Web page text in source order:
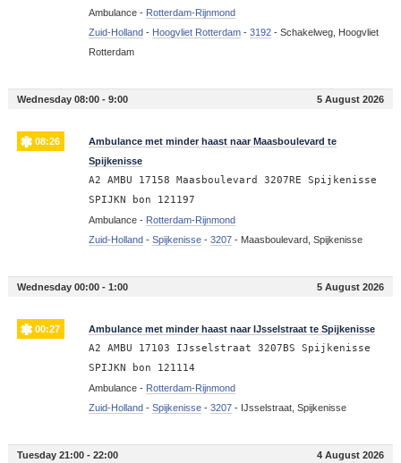
Ambulance - Rotterdam-Rijnmond
Zuid-Holland- Hoogvliet Rotterdam- 3192- Schakelweg, Hoogvliet
Rotterdam
Wednesday 08:00 - 9:00 5 August 2026
08:26
Ambulance met minder haast naar Maasboulevard te
Spijkenisse
A2 AMBU 17158 Maasboulevard 3207RE Spijkenisse
SPIJKN bon 121197
Ambulance - Rotterdam-Rijnmond
Zuid-Holland- Spijkenisse- 3207- Maasboulevard, Spijkenisse
Wednesday 00:00 - 1:00 5 August 2026
00:27 Ambulance met minder haast naar IJsselstraat te Spijkenisse
A2 AMBU 17103 IJsselstraat 3207BS Spijkenisse
SPIJKN bon 121114
Ambulance - Rotterdam-Rijnmond
Zuid-Holland- Spijkenisse- 3207- IJsselstraat, Spijkenisse
Tuesday 21:00 - 22:00 4 August 2026